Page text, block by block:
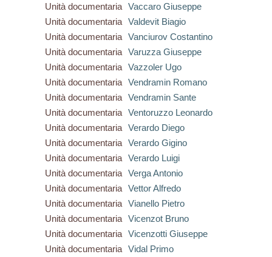
Unità documentaria
Vaccaro Giuseppe
Unità documentaria
Valdevit Biagio
Unità documentaria
Vanciurov Costantino
Unità documentaria
Varuzza Giuseppe
Unità documentaria
Vazzoler Ugo
Unità documentaria
Vendramin Romano
Unità documentaria
Vendramin Sante
Unità documentaria
Ventoruzzo Leonardo
Unità documentaria
Verardo Diego
Unità documentaria
Verardo Gigino
Unità documentaria
Verardo Luigi
Unità documentaria
Verga Antonio
Unità documentaria
Vettor Alfredo
Unità documentaria
Vianello Pietro
Unità documentaria
Vicenzot Bruno
Unità documentaria
Vicenzotti Giuseppe
Unità documentaria
Vidal Primo